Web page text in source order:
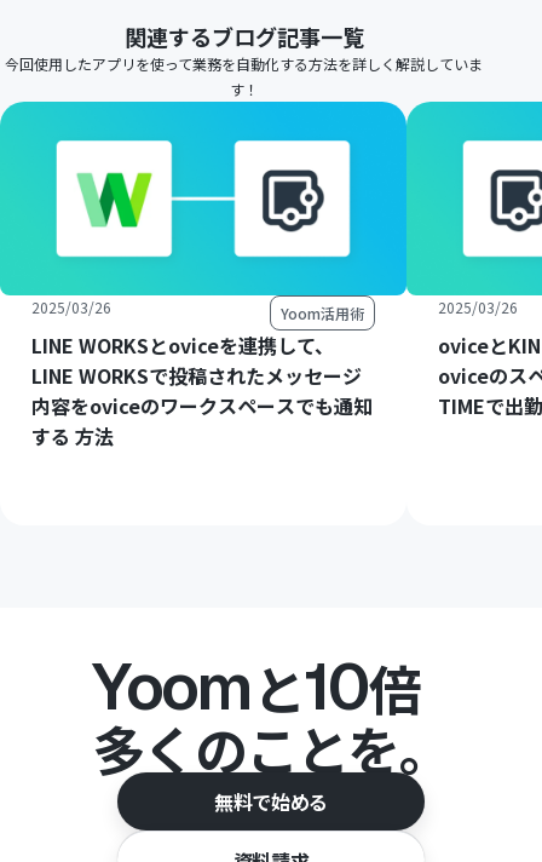
関連するブログ記事一覧
今回使用したアプリを使って業務を自動化する方法を詳しく解説していま
す！
2025/03/26 Yoom活用術
LINE WORKSとoviceを連携して、
LINE WORKSで投稿されたメッセージ
内容をoviceのワークスペースでも通知
する 方法
2025/03/26
oviceと
oviceのス
TIMEで出
Yoomと10倍
多くのことを。
無料で始める